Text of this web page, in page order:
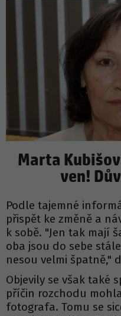
Marta
ven!
Podle tajemné
přispět ke změně a
k sobě. "Jen tak mají
oba jsou do sebe
nesou velmi špatně,"
Objevily se však také
příčin rozchodu
fotografa. Tomu se